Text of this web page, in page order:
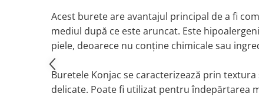
Acest burete are avantajul principal de a fi
mediul după ce este aruncat. Este
piele, deoarece nu conține chimicale sau
Buretele Konjac se caracterizează prin
delicate. Poate fi utilizat pentru îndepărtarea